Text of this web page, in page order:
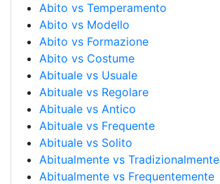
Abito vs Temperamento
Abito vs Modello
Abito vs Formazione
Abito vs Costume
Abituale vs Usuale
Abituale vs Regolare
Abituale vs Antico
Abituale vs Frequente
Abituale vs Solito
Abitualmente vs Tradizionalmente
Abitualmente vs Frequentemente